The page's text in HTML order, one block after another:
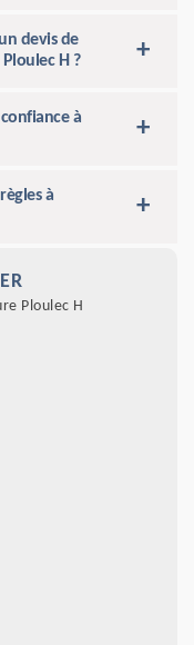
devis de
H ?
à
à
Ploulec H